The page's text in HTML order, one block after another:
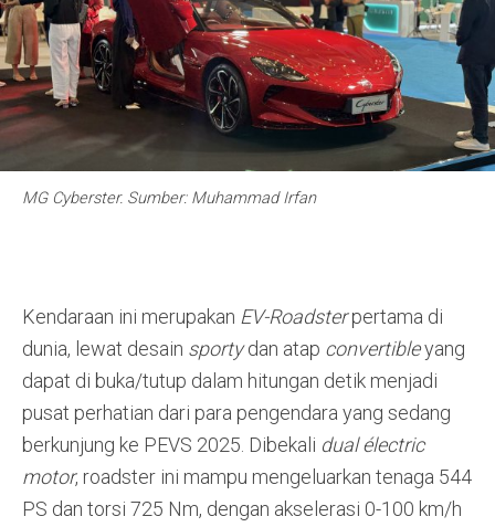
MG Cyberster. Sumber: Muhammad Irfan
Kendaraan ini merupakan EV-Roadsterpertama di
dunia, lewat desain sportydan atap convertibleyang
dapat di buka/tutup dalam hitungan detik menjadi
pusat perhatian dari para pengendara yang sedang
berkunjung ke PEVS 2025. Dibekali dual électric
motor, roadster ini mampu mengeluarkan tenaga 544
PS dan torsi 725 Nm, dengan akselerasi 0-100 km/h